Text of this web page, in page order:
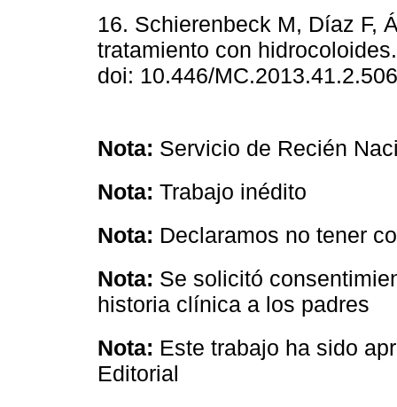
16. Schierenbeck M, Díaz F,
tratamiento con
doi: 10.446/
Nota: Servicio de Recién
Nota: Trabajo inédito
Nota: Declaramos no tener
Nota: Se solicitó
historia clínica a los padres
Nota: Este trabajo ha sido
Editorial